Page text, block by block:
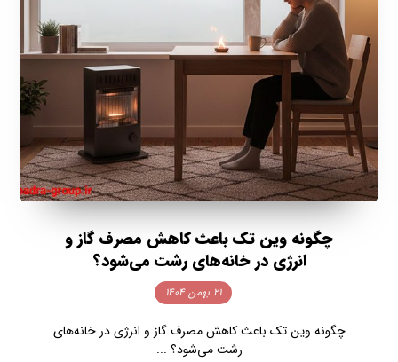
چگونه وین تک باعث کاهش مصرف گاز و
انرژی در خانه‌های رشت می‌شود؟
۲۱ بهمن ۱۴۰۴
چگونه وین تک باعث کاهش مصرف گاز و انرژی در خانه‌های
رشت می‌شود؟ ...